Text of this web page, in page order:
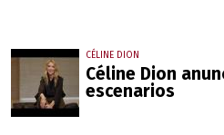
CÉLINE DION
Céline Dion
escenarios